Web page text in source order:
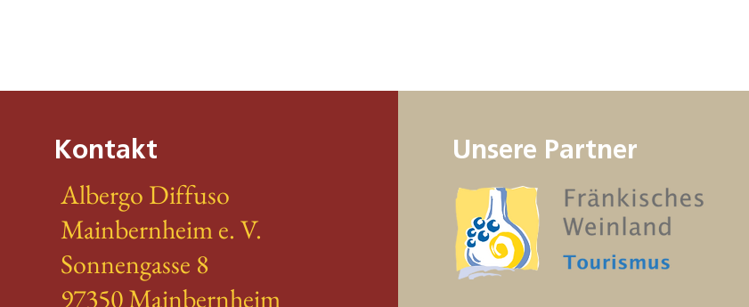
Kontakt
Albergo Diffuso
Mainbernheim e. V.
Sonnengasse 8
97350 Mainbernheim
Unsere Partner